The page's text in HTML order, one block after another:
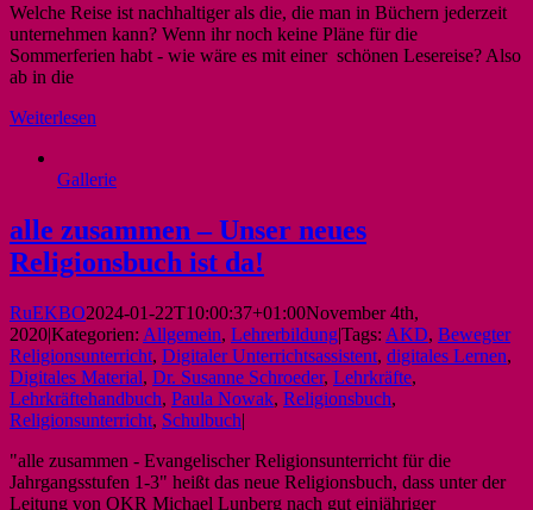
Welche Reise ist nachhaltiger als die, die man in Büchern jederzeit
unternehmen kann? Wenn ihr noch keine Pläne für die
Sommerferien habt - wie wäre es mit einer schönen Lesereise? Also
ab in die
Weiterlesen
Gallerie
alle zusammen – Unser neues
Religionsbuch ist da!
RuEKBO2024-01-22T10:00:37+01:00November 4th,
2020|Kategorien: Allgemein, Lehrerbildung|Tags: AKD, Bewegter
Religionsunterricht, Digitaler Unterrichtsassistent, digitales Lernen,
Digitales Material, Dr. Susanne Schroeder, Lehrkräfte,
Lehrkräftehandbuch, Paula Nowak, Religionsbuch,
Religionsunterricht, Schulbuch|
"alle zusammen - Evangelischer Religionsunterricht für die
Jahrgangsstufen 1-3" heißt das neue Religionsbuch, dass unter der
Leitung von OKR Michael Lunberg nach gut einjähriger